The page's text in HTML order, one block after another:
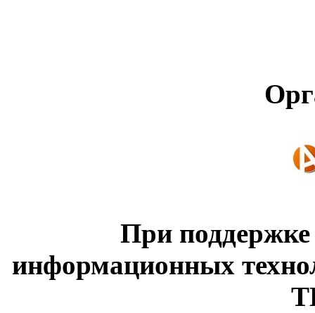
При
информационных